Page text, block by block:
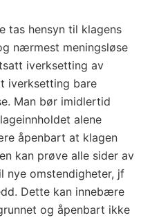
tas hensyn til klagens
nærmest meningsløse
iverksetting av
iverksetting bare
Man bør imidlertid
alene
åpenbart at klagen
kan prøve alle sider av
nye omstendigheter, jf
Dette kan innebære
og åpenbart ikke